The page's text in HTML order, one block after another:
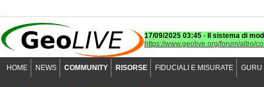
17/09/2025 03:45 -
Il sistema di
https://www.geolive.org/forum/altro/
HOME NEWS COMMUNITY RISORSE FIDUCIALI E MISURATE GURU